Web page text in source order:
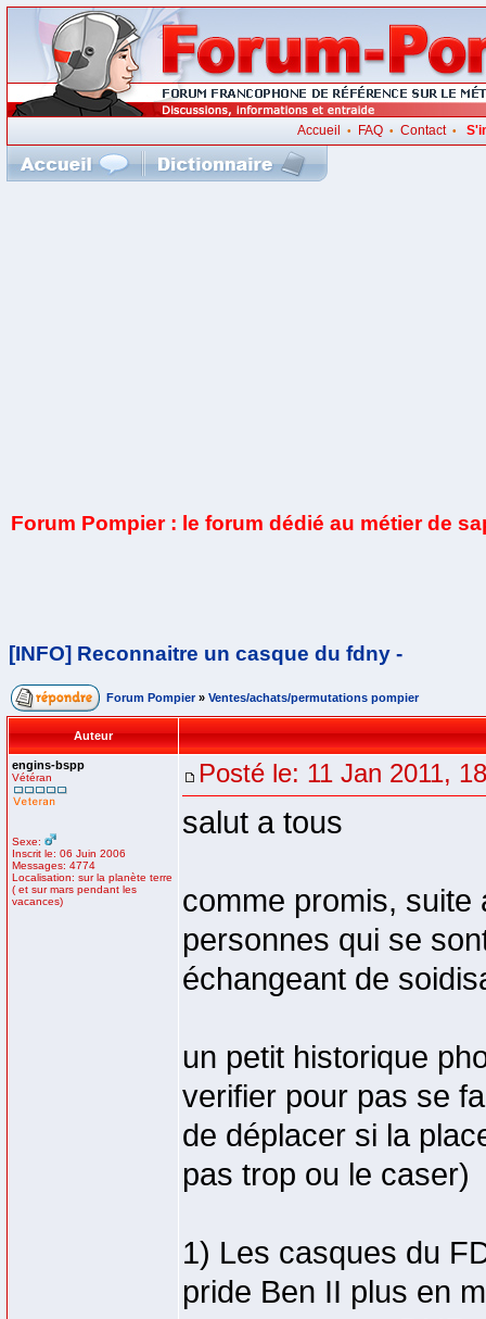
Accueil • FAQ• Contact•
Forum Pompier : le forum dédié au métier de
[INFO] Reconnaitre un casque du fdny -
Forum Pompier » Ventes/achats/permutations pompier
Auteur
engins-bspp
Vétéran
Sexe:
Inscrit le: 06 Juin 2006
Messages: 4774
Localisation: sur la planète terre
( et sur mars pendant les
vacances)
Posté le: 11 Jan 2011,
salut a tous
comme promis, suite
personnes qui se
échangeant de
un petit historique
verifier pour pas se
de déplacer si la
pas trop ou le caser)
1) Les casques du
pride Ben II plus en